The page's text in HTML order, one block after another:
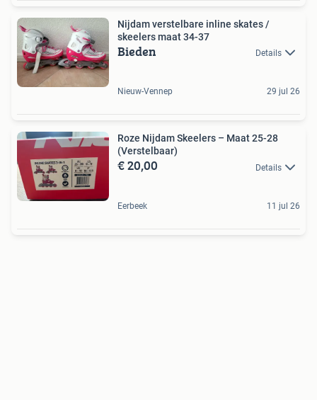
Nijdam verstelbare inline skates /
skeelers maat 34-37
Bieden Details
Nieuw-Vennep 29 jul 26
Roze Nijdam Skeelers – Maat 25-28
(Verstelbaar)
€ 20,00 Details
Eerbeek 11 jul 26